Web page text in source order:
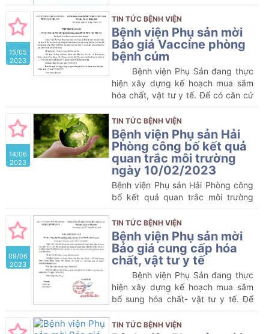
15/05
2023
TIN TỨC BỆNH VIỆN
Bệnh viện Phụ sản mời
Báo giá Vaccine phòng
bệnh cúm
Bệnh viện Phụ Sản đang thực
hiện xây dựng kế hoạch mua sắm
hóa chất, vật tư y tế. Để có căn cứ
xây dựng kế hoạch mua sắm các
trang thiết bị y tế theo kế hoạch
nêu trên, Bệnh viện Phụ Sản kính
mời các đơn vị sản xuất, kinh doanh
báo giá (theo danh mục đính kèm).
14/06
2023
TIN TỨC BỆNH VIỆN
Bệnh viện Phụ sản Hải
Phòng công bố kết quả
quan trắc môi trường
ngày 10/02/2023
Bệnh viện Phụ sản Hải Phòng công
bố kết quả quan trắc môi trường
ngày 10/02/2023
09/06
2023
TIN TỨC BỆNH VIỆN
Bệnh viện Phụ sản mời
Báo giá cung cấp hóa
chất, vật tư y tế
Bệnh viện Phụ Sản đang thực
hiện xây dựng kế hoạch mua sắm
bổ sung hóa chất- vật tư y tế. Để
có căn cứ xây dựng kế hoạch mua
sắm hóa chất- vật tư y tế theo kế
TIN TỨC BỆNH VIỆN